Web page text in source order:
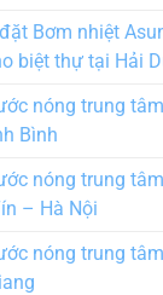
Bơm nhiệt
biệt thự tại Hải
nóng trung
Bình
nóng trung
– Hà Nội
nóng trung